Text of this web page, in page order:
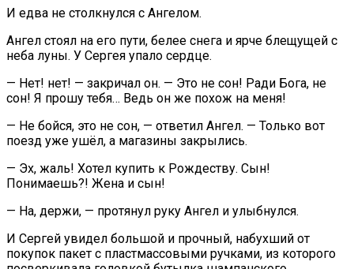
И едва не столкнулся с Ангелом.
Ангел стоял на его пути, белее снега и ярче блещущей с
неба луны. У Сергея упало сердце.
— Нет! нет! — закричал он. — Это не сон! Ради Бога, не
сон! Я прошу тебя… Ведь он же похож на меня!
— Не бойся, это не сон, — ответил Ангел. — Только вот
поезд уже ушёл, а магазины закрылись.
— Эх, жаль! Хотел купить к Рождеству. Сын!
Понимаешь?! Жена и сын!
— На, держи, — протянул руку Ангел и улыбнулся.
И Сергей увидел большой и прочный, набухший от
покупок пакет с пластмассовыми ручками, из которого